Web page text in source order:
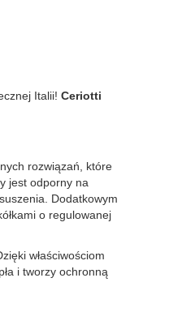
Italii! Ceriotti
rozwiązań, które
jest odporny na
Dodatkowym
o regulowanej
właściwościom
i tworzy ochronną